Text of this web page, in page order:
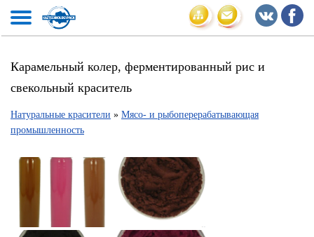
Карамельный колер, ферментированный рис и
свекольный краситель
Натуральные красители » Мясо- и рыбоперерабатывающая
промышленность